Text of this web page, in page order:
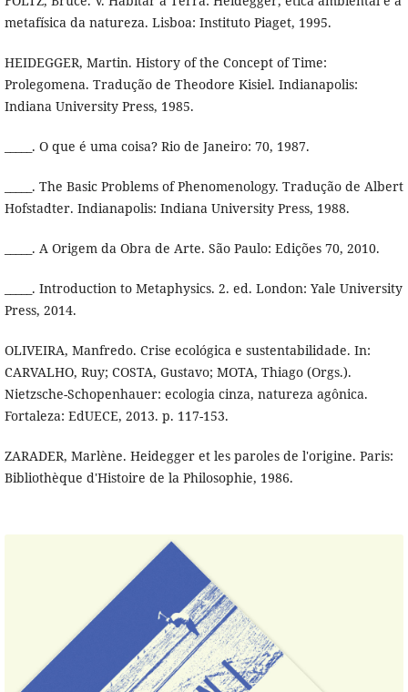
metafísica da natureza. Lisboa: Instituto Piaget, 1995.
HEIDEGGER, Martin. History of the Concept of Time:
Prolegomena. Tradução de Theodore Kisiel. Indianapolis:
Indiana University Press, 1985.
_____. O que é uma coisa? Rio de Janeiro: 70, 1987.
_____. The Basic Problems of Phenomenology. Tradução de Albert
Hofstadter. Indianapolis: Indiana University Press, 1988.
_____. A Origem da Obra de Arte. São Paulo: Edições 70, 2010.
_____. Introduction to Metaphysics. 2. ed. London: Yale University
Press, 2014.
OLIVEIRA, Manfredo. Crise ecológica e sustentabilidade. In:
CARVALHO, Ruy; COSTA, Gustavo; MOTA, Thiago (Orgs.).
Nietzsche-Schopenhauer: ecologia cinza, natureza agônica.
Fortaleza: EdUECE, 2013. p. 117-153.
ZARADER, Marlène. Heidegger et les paroles de l'origine. Paris:
Bibliothèque d'Histoire de la Philosophie, 1986.